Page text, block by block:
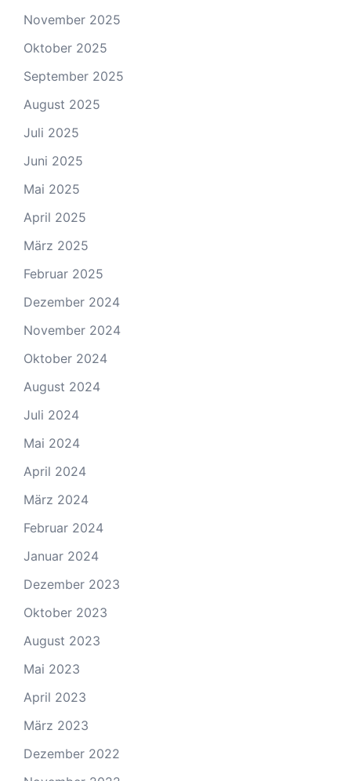
November 2025
Oktober 2025
September 2025
August 2025
Juli 2025
Juni 2025
Mai 2025
April 2025
März 2025
Februar 2025
Dezember 2024
November 2024
Oktober 2024
August 2024
Juli 2024
Mai 2024
April 2024
März 2024
Februar 2024
Januar 2024
Dezember 2023
Oktober 2023
August 2023
Mai 2023
April 2023
März 2023
Dezember 2022